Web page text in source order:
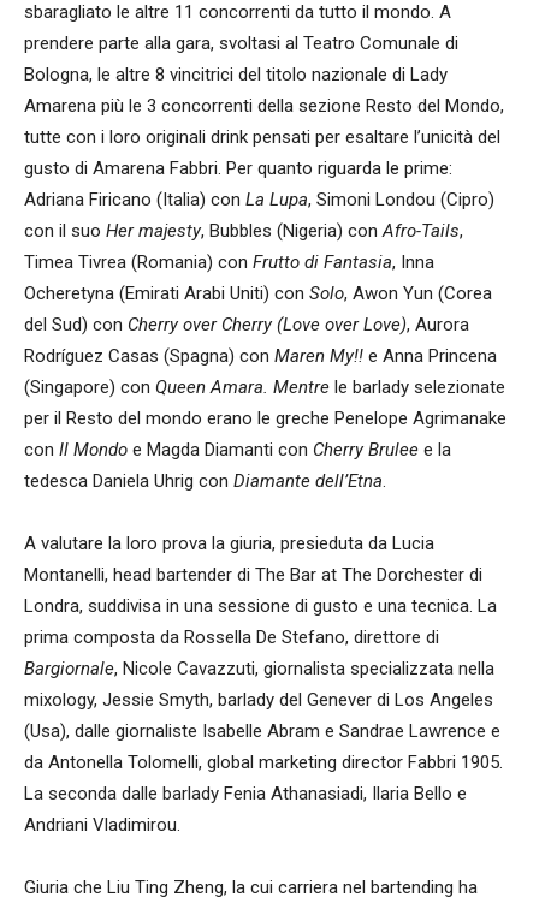
sbaragliato le altre 11 concorrenti da tutto il mondo. A
prendere parte alla gara, svoltasi al Teatro Comunale di
Bologna, le altre 8 vincitrici del titolo nazionale di Lady
Amarena più le 3 concorrenti della sezione Resto del Mondo,
tutte con i loro originali drink pensati per esaltare l’unicità del
gusto di Amarena Fabbri. Per quanto riguarda le prime:
Adriana Firicano (Italia) con La Lupa, Simoni Londou (Cipro)
con il suo Her majesty, Bubbles (Nigeria) conAfro-Tails,
Timea Tivrea (Romania) con Frutto di Fantasia, Inna
Ocheretyna (Emirati Arabi Uniti) con Solo, Awon Yun (Corea
del Sud) con Cherry over Cherry (Love over Love), Aurora
Rodríguez Casas (Spagna) con Maren My!! e Anna Princena
(Singapore) con Queen Amara. Mentre le barlady selezionate
per il Resto del mondo erano le greche Penelope Agrimanake
con Il Mondo e Magda Diamanti con Cherry Brulee e la
tedesca Daniela Uhrig con Diamante dell’Etna.
A valutare la loro prova la giuria, presieduta da Lucia
Montanelli, head bartender di The Bar at The Dorchester di
Londra, suddivisa in una sessione di gusto e una tecnica. La
prima composta da Rossella De Stefano, direttore di
Bargiornale, Nicole Cavazzuti, giornalista specializzata nella
mixology, Jessie Smyth, barlady del Genever di Los Angeles
(Usa), dalle giornaliste Isabelle Abram e Sandrae Lawrence e
da Antonella Tolomelli, global marketing director Fabbri 1905.
La seconda dalle barlady Fenia Athanasiadi, Ilaria Bello e
Andriani Vladimirou.
Giuria che Liu Ting Zheng, la cui carriera nel bartending ha